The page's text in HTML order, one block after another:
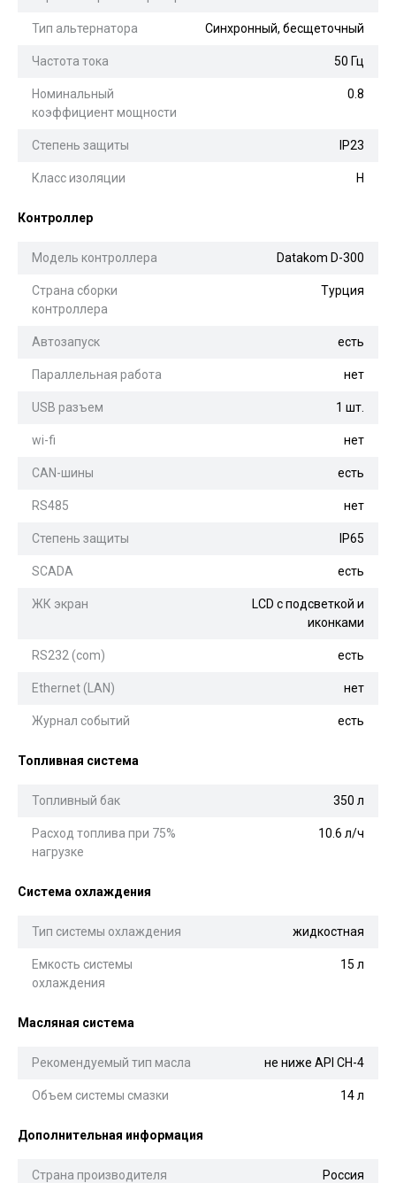
Тип альтернатора Синхронный, бесщеточный
Частота тока 50 Гц
Номинальный
коэффициент мощности
0.8
Степень защиты IP23
Класс изоляции H
Контроллер
Модель контроллера Datakom D-300
Страна сборки
контроллера
Турция
Автозапуск есть
Параллельная работа нет
USB разъем 1 шт.
wi-fi нет
CAN-шины есть
RS485 нет
Степень защиты IP65
SCADA есть
ЖК экран
LCD с подсветкой и
иконками
RS232 (com) есть
Ethernet (LAN) нет
Журнал событий есть
Топливная система
Топливный бак 350 л
Расход топлива при 75%
нагрузке
10.6 л/ч
Система охлаждения
Тип системы охлаждения жидкостная
Емкость системы
охлаждения
15 л
Масляная система
Рекомендуемый тип масла не ниже API CH-4
Объем системы смазки 14 л
Дополнительная информация
Страна производителя Россия